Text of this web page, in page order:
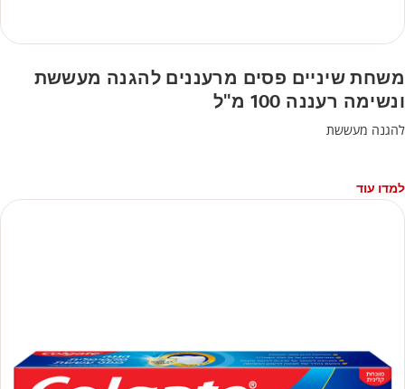
משחת שיניים פסים מרעננים להגנה מעששת
ונשימה רעננה 100 מ"ל
להגנה מעששת
למדו עוד